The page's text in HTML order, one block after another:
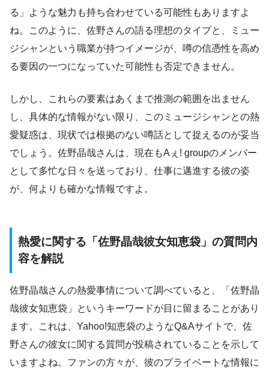
る」ような魅力も持ち合わせている可能性もありますよ
ね。このように、佐野さんの語る理想のタイプと、ミュー
ジシャンという職業が持つイメージが、噂の信憑性を高め
る要因の一つになっていた可能性も否定できません。
しかし、これらの要素はあくまで推測の範囲を出ません
し、具体的な情報がない限り、このミュージシャンとの熱
愛疑惑は、現状では根拠のない噂話として捉えるのが妥当
でしょう。佐野晶哉さんは、現在もAぇ! groupのメンバー
として多忙な日々を送っており、仕事に邁進する彼の姿
が、何よりも確かな情報ですよ。
熱愛に関する「佐野晶哉彼女知恵袋」の質問内
容を解説
佐野晶哉さんの熱愛事情について調べていると、「佐野晶
哉彼女知恵袋」というキーワードが目に留まることがあり
ます。これは、Yahoo!知恵袋のようなQ&Aサイトで、佐
野さんの彼女に関する質問が投稿されていることを示して
いますよね。ファンの方々が、彼のプライベートな情報に